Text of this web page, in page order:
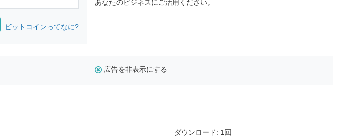
ビットコインってなに?
あなたのビジネスにご活用ください。
広告を非表示にする
ダウンロード: 1回